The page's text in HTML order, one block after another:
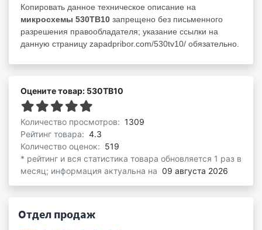
Копировать данное техническое описание на
микросхемы 530ТВ10 запрещено без письменного
разрешения правообладателя; указание ссылки на
данную страницу zapadpribor.com/530tv10/ обязательно.
Оцените товар: 530ТВ10
Количество просмотров: 1309
Рейтинг товара: 4.3
Количество оценок: 519
* рейтинг и вся статистика товара обновляется 1 раз в
месяц; информация актуальна на 09 августа 2026
Отдел продаж